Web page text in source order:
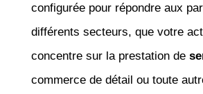
configurée pour répondre aux
différents secteurs, que votre
concentre sur la prestation de
commerce de détail ou toute